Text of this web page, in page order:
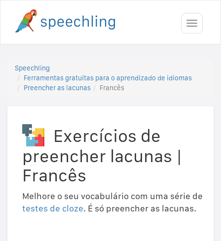
Toggle
Speechling
Ferramentas gratuitas para o aprendizado de idiomas
Preencher as lacunas
Francês
Exercícios de
preencher lacunas |
Francês
Melhore o seu vocabulário com uma série de
testes de cloze. É só preencher as lacunas.